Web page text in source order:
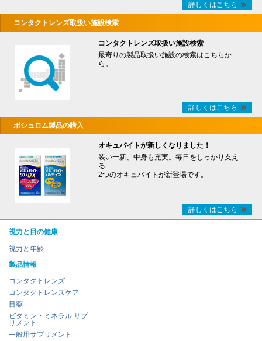
詳しくはこちら
コンタクトレンズ取扱い施設検索
コンタクトレンズ取扱い施設検索
最寄りの製品取扱い施設の検索はこちらか
ら。
詳しくはこちら
ボシュロム製品の購入
オキュバイトが新しくなりました！
装い一新、中身も充実。毎日をしっかり支え
る
2つのオキュバイトが新登場です。
詳しくはこちら
視力と目の健康
視力と年齢
製品情報
コンタクトレンズ
コンタクトレンズケア
目薬
ビタミン・ミネラル サプ
リメント
一般用サプリメント